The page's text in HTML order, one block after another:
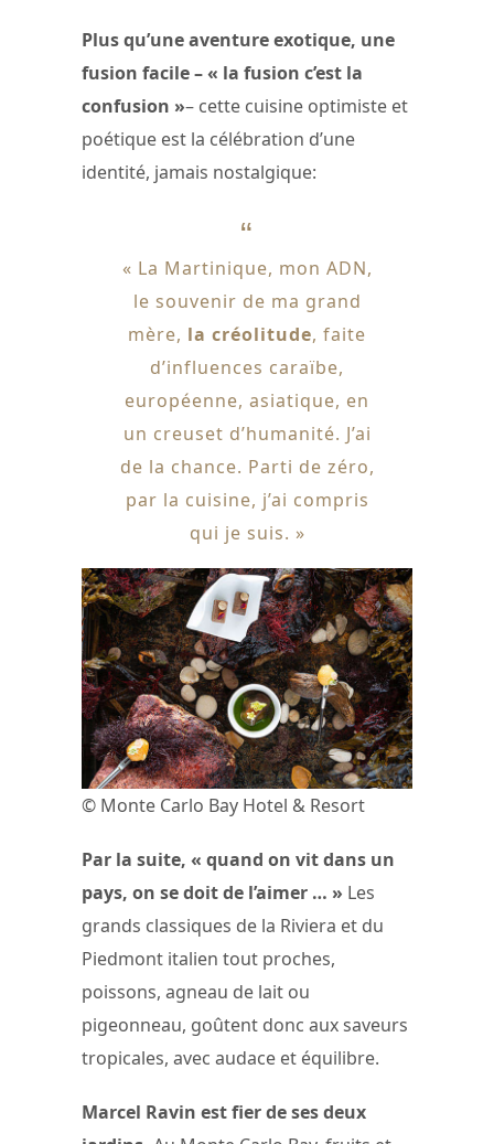
Plus qu’une aventure exotique, une
fusion facile – « la fusion c’est la
confusion »– cette cuisine optimiste et
poétique est la célébration d’une
identité, jamais nostalgique:
« La Martinique, mon ADN,
le souvenir de ma grand
mère, la créolitude, faite
d’influences caraïbe,
européenne, asiatique, en
un creuset d’humanité. J’ai
de la chance. Parti de zéro,
par la cuisine, j’ai compris
qui je suis. »
© Monte Carlo Bay Hotel & Resort
Par la suite, « quand on vit dans un
pays, on se doit de l’aimer … » Les
grands classiques de la Riviera et du
Piedmont italien tout proches,
poissons, agneau de lait ou
pigeonneau, goûtent donc aux saveurs
tropicales, avec audace et équilibre.
Marcel Ravin est fier de ses deux